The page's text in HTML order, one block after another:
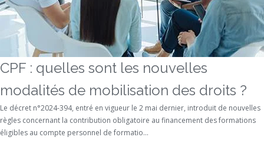
CPF : quelles sont les nouvelles
modalités de mobilisation des droits ?
Le décret n°2024-394, entré en vigueur le 2 mai dernier, introduit de nouvelles
règles concernant la contribution obligatoire au financement des formations
éligibles au compte personnel de formatio...